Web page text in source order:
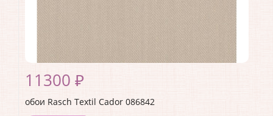
11300 ₽
обои Rasch Textil Cador 086842